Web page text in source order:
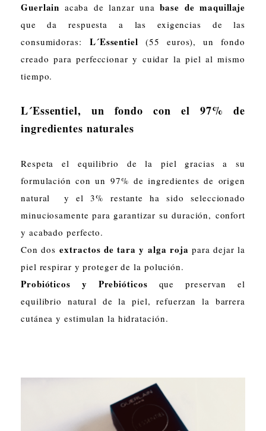
Guerlain acaba de lanzar unabase de maquillaje
que da respuesta a las exigencias de las
consumidoras: L´Essentiel(55 euros), un fondo
creado para perfeccionar y cuidar la piel al mismo
tiempo.
L´Essentiel, un fondo con el 97% de
ingredientes naturales
Respeta el equilibrio de la piel gracias a su
formulación con un 97% de ingredientes de origen
natural y el 3% restante ha sido seleccionado
minuciosamente para garantizar su duración, confort
y acabado perfecto.
Con dosextractos de tara y alga roja para dejar la
piel respirar y proteger de la polución.
Probióticos y Prebióticos que preservan el
equilibrio natural de la piel, refuerzan la barrera
cutánea y estimulan la hidratación.